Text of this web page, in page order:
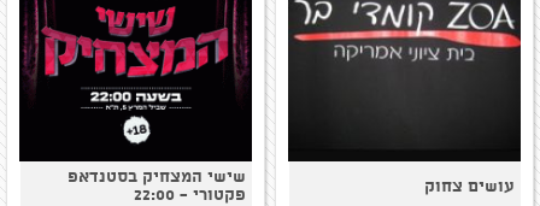
עושים צחוק
שישי המצחיק בסטנדאפ
פקטורי - 22:00